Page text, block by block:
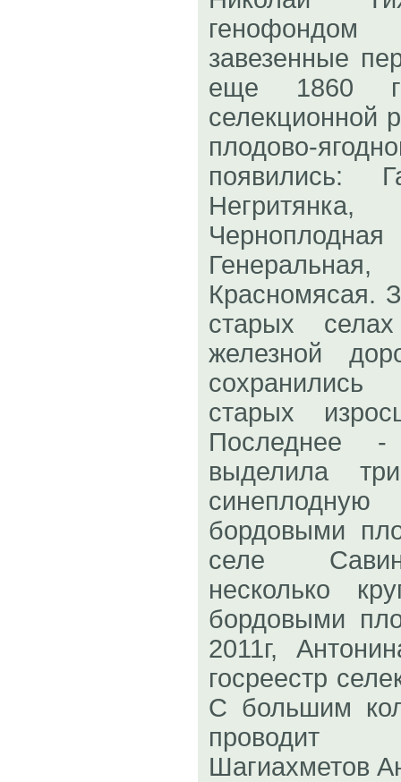
генофондом
завезенные
еще 1860
селекционной
плодово-
появились:
Красномясая.
старых
железной
сохранились
старых
Последнее
выделила
бордовыми
селе
несколько
бордовыми
2011г,
госреестр
С большим
проводит
Шагиахметов